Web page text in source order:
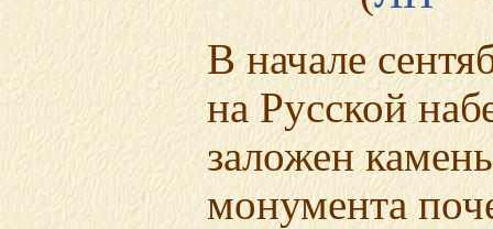
В начале
на Русской
заложен
монумента